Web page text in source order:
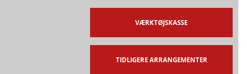
VÆRKTØJSKASSE
TIDLIGERE ARRANGEMENTER